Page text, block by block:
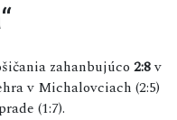
zahanbujúco 2:8v
v Michalovciach (2:5)
(1:7).